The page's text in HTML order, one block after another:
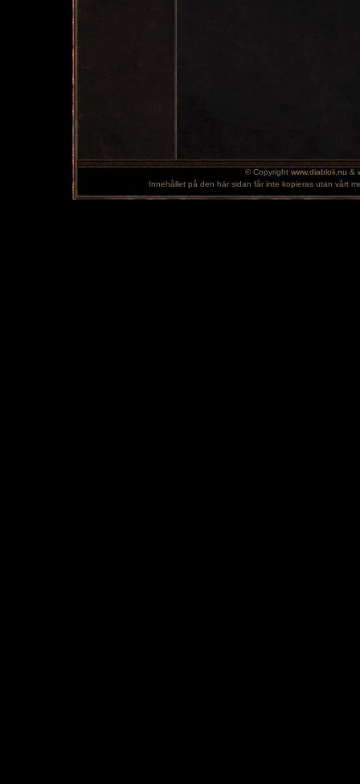
© Copyright www.diabloii.nu &
Innehållet på den här sidan får inte kopieras utan vårt